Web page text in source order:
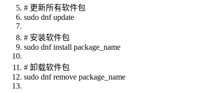
# 更新所有软件包
sudo dnf update
# 安装软件包
sudo dnf install package_name
# 卸载软件包
sudo dnf remove package_name